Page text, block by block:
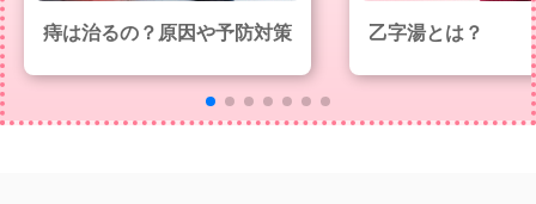
痔は治るの？原因や予防対策 乙字湯とは？